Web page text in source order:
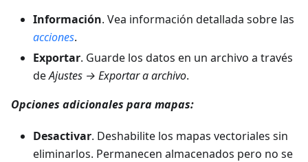
Información. Vea información detallada sobre las
acciones.
Exportar. Guarde los datos en un archivo a través
deAjustes → Exportar a archivo.
Opciones adicionales para mapas:
Desactivar. Deshabilite los mapas vectoriales sin
eliminarlos. Permanecen almacenados pero no se